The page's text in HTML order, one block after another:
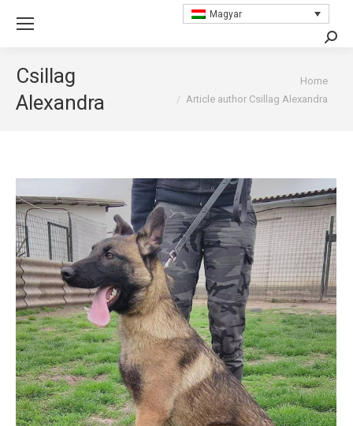
Magyar
Csillag
Alexandra
Home
Article author Csillag Alexandra